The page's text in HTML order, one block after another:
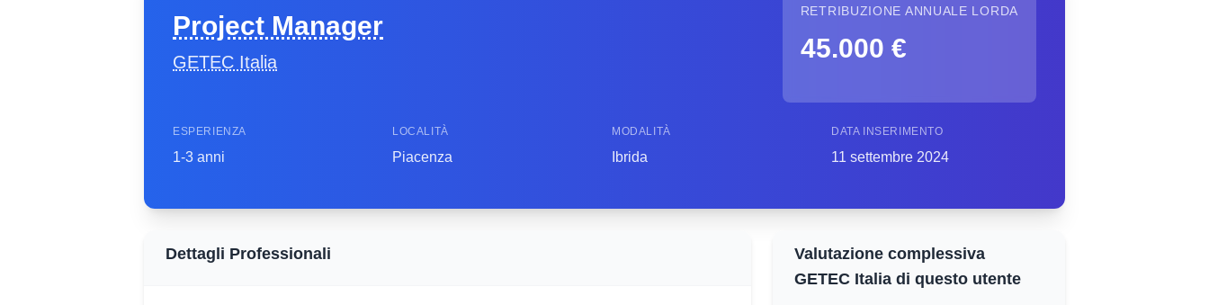
Project Manager
GETEC Italia
RETRIBUZIONE ANNUALE LORDA
45.000 €
ESPERIENZA
1-3 anni
LOCALITÀ
Piacenza
MODALITÀ
Ibrida
DATA INSERIMENTO
11 settembre 2024
Dettagli Professionali
Valutazione complessiva
GETEC Italia di questo utente